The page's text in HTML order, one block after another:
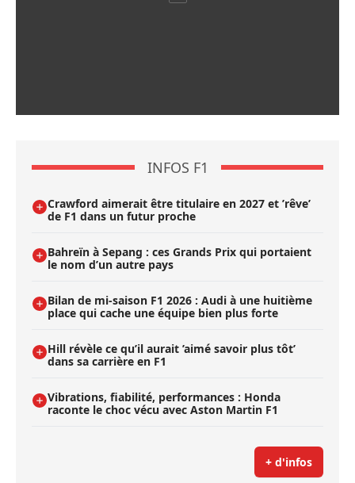
INFOS F1
Crawford aimerait être titulaire en 2027 et ’rêve’
de F1 dans un futur proche
Bahreïn à Sepang : ces Grands Prix qui portaient
le nom d’un autre pays
Bilan de mi-saison F1 2026 : Audi à une huitième
place qui cache une équipe bien plus forte
Hill révèle ce qu’il aurait ’aimé savoir plus tôt’
dans sa carrière en F1
Vibrations, fiabilité, performances : Honda
raconte le choc vécu avec Aston Martin F1
+ d'infos